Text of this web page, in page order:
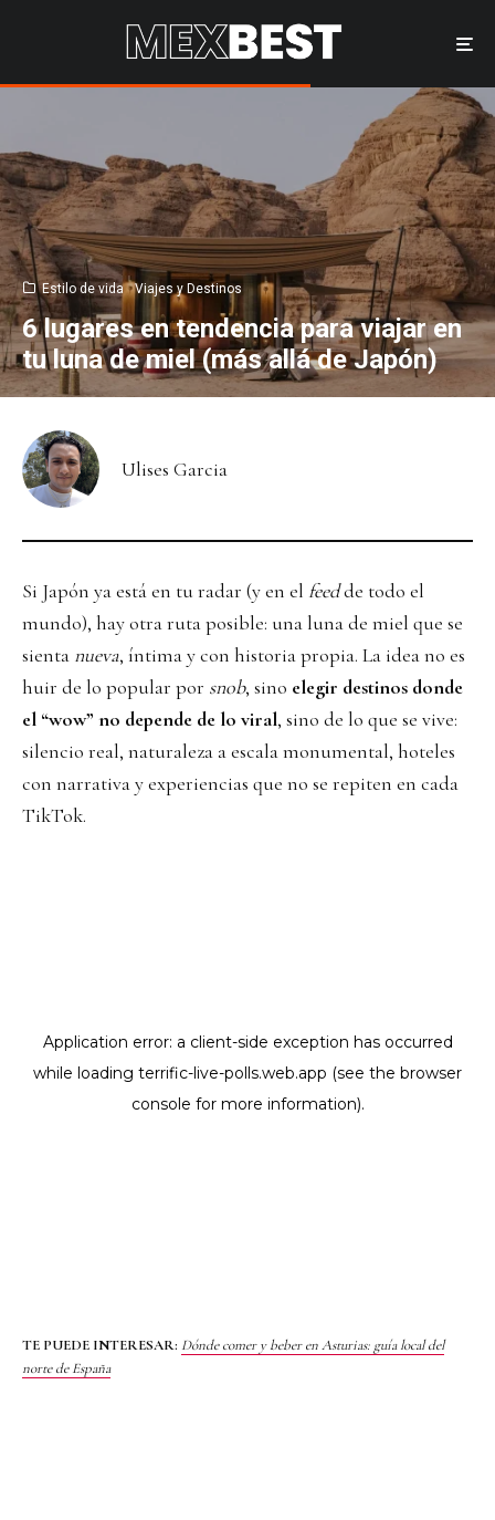
Estilo de vida Viajes y Destinos
6 lugares en tendencia para viajar en
tu luna de miel (más allá de Japón)
Ulises Garcia
Si Japón ya está en tu radar (y en el feedde todo el
mundo), hay otra ruta posible: una luna de miel que se
sienta nueva, íntima y con historia propia. La idea no es
huir de lo popular por snob, sino elegir destinos donde
el “wow” no depende de lo viral, sino de lo que se vive:
silencio real, naturaleza a escala monumental, hoteles
con narrativa y experiencias que no se repiten en cada
TikTok.
TE PUEDE INTERESAR: Dónde comer y beber en Asturias: guía local del
norte de España